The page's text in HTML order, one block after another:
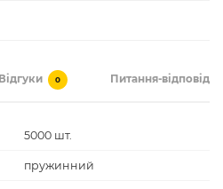
Відгуки 0 Питання-відповідь
5000 шт.
пружинний